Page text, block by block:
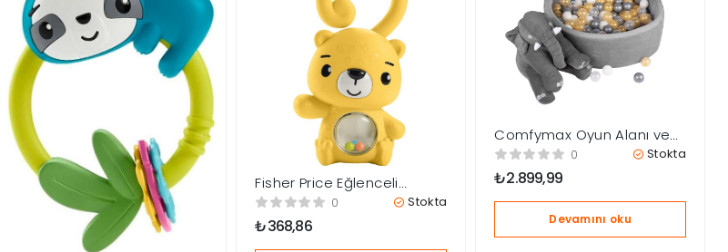
Fisher Price Eğlenceli
Dostlar Çıngıraklı Dişlik
HJW11-HKD71
0 Stokta
₺368,86
Comfymax Oyun Alanı ve
Top Havuzu 200 Top
Gold/Gri/Beyaz/Şeffaf
0 Stokta
₺2.899,99
Devamını oku